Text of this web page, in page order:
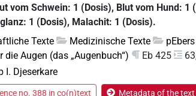
vom Schwein: 1 (Dosis), Blut vom Hund: 1
1 (Dosis), Malachit: 1 (Dosis).
Texte
Medizinische Texte pEbers
Augen (das „Augenbuch“)
Eb 425
I. Djeserkare
no. 388 in co(n)text Metadata of the text